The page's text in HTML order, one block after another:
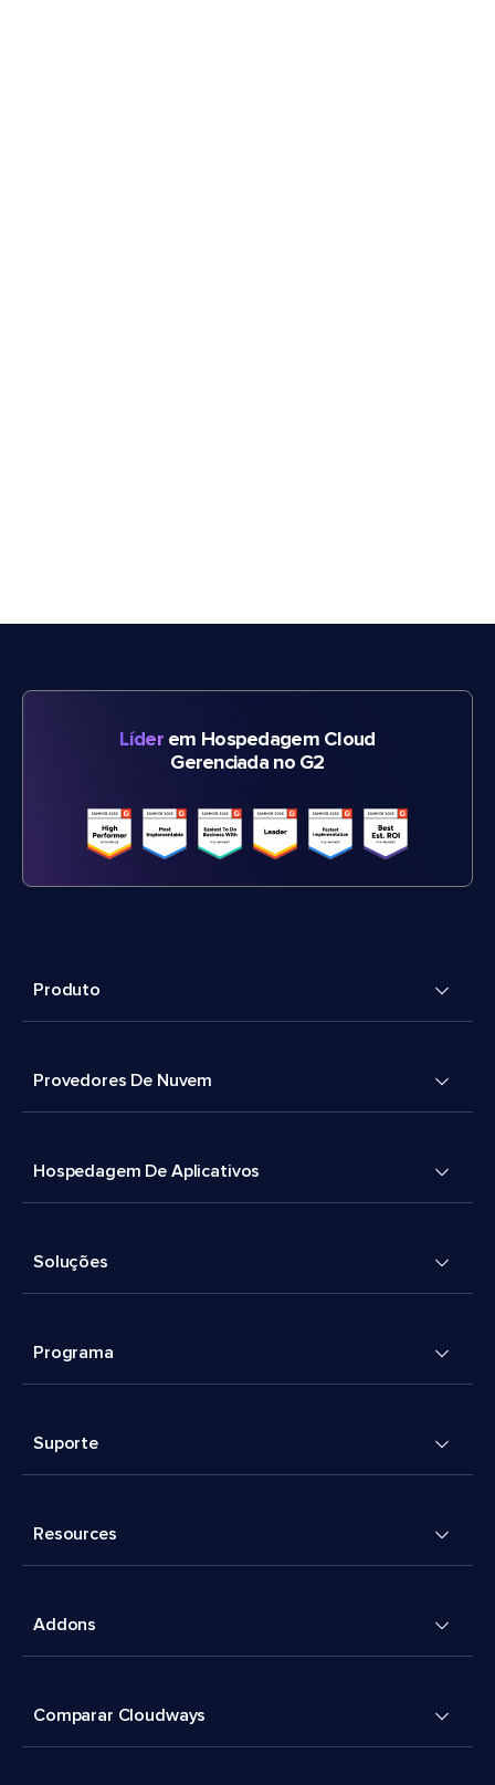
Líderem Hospedagem Cloud
Gerenciada no G2
Produto
Provedores De Nuvem
Hospedagem De Aplicativos
Soluções
Programa
Suporte
Resources
Addons
Comparar Cloudways